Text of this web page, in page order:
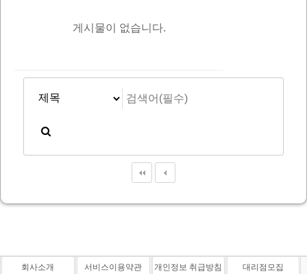
게시물이 없습니다.
회사소개 서비스이용약관 개인정보 취급방침 대리점모집